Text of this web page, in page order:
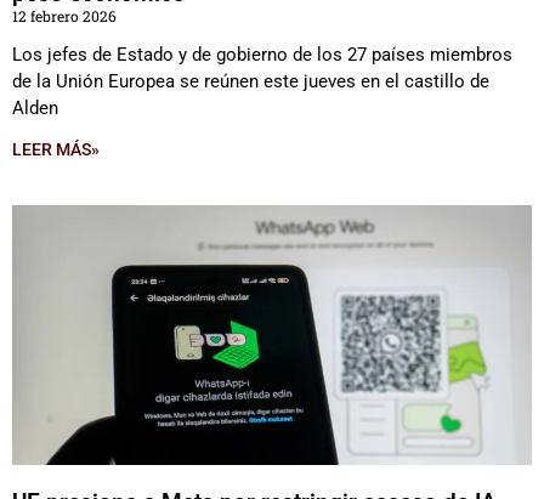
12 febrero 2026
Los jefes de Estado y de gobierno de los 27 países miembros
de la Unión Europea se reúnen este jueves en el castillo de
Alden
LEER MÁS»